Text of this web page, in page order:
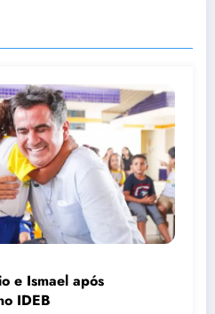
e Ismael após
IDEB